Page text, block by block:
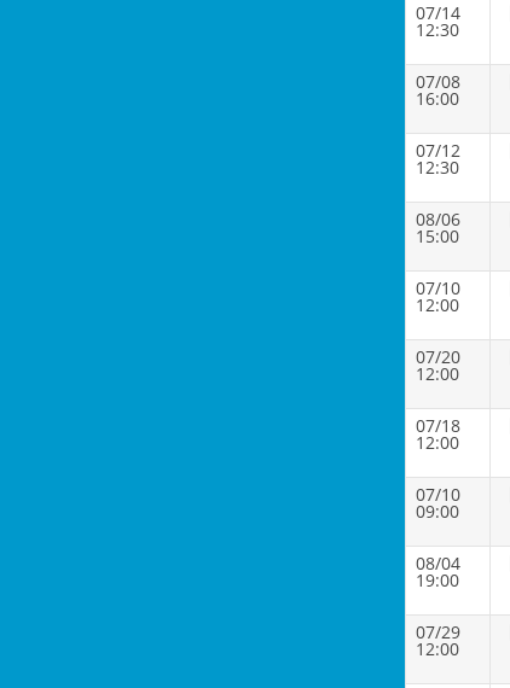
07/14
12:30
07/08
16:00
07/12
12:30
08/06
15:00
07/10
12:00
07/20
12:00
07/18
12:00
07/10
09:00
08/04
19:00
07/29
12:00